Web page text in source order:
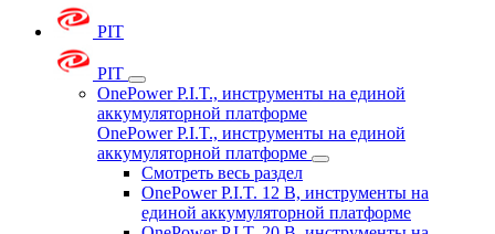
PIT
PIT
OnePower P.I.T., инструменты на единой
аккумуляторной платформе
OnePower P.I.T., инструменты на единой
аккумуляторной платформе
Смотреть весь раздел
OnePower P.I.T. 12 В, инструменты на
единой аккумуляторной платформе